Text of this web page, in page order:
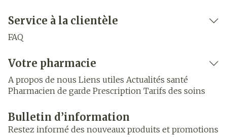
Service à la clientèle
FAQ
Votre pharmacie
A propos de nous Liens utiles Actualités santé
Pharmacien de garde Prescription Tarifs des soins
Bulletin d’information
Restez informé des nouveaux produits et promotions